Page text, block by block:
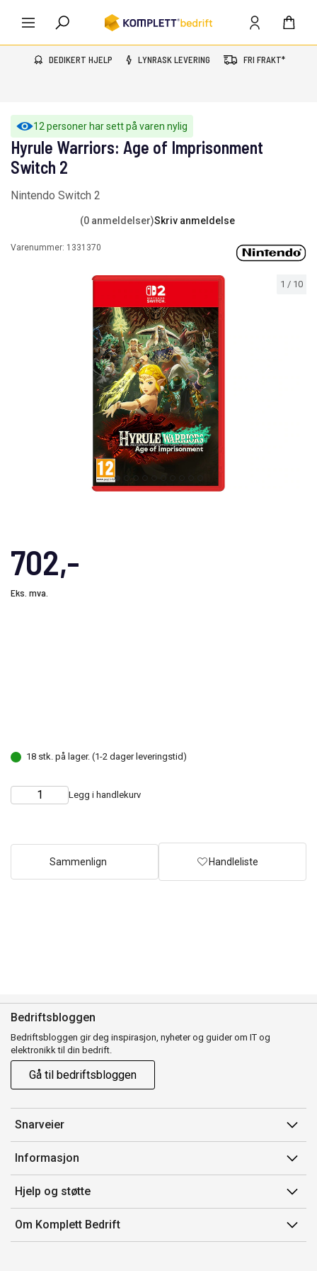
DEDIKERT HJELP LYNRASK LEVERING FRI FRAKT*
12 personer har sett på varen nylig
1 / 10
Hyrule Warriors: Age of Imprisonment
Switch 2
Nintendo Switch 2
(0 anmeldelser)Skriv anmeldelse
Varenummer: 1331370
702,-
Eks. mva.
18 stk. på lager. (1-2 dager leveringstid)
Choose
Quantity Legg i handlekurv
Sammenlign Handleliste
Bedriftsbloggen
Bedriftsbloggen gir deg inspirasjon, nyheter og guider om IT og
elektronikk til din bedrift.
Gå til bedriftsbloggen
Snarveier
Min side
Ordreoversikt
Mine produkter
Informasjon
Salgsbetingelser
Avtalevilkår for Komplett Bedrift Pluss
Produsenter
Hjelp og støtte
Kontakt oss
Retur
Om Komplett Bedrift